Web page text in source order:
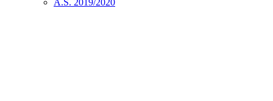
A.S. 2019/2020